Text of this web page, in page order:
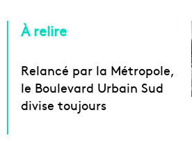
À relire
Relancé par la Métropole,
le Boulevard Urbain Sud
divise toujours